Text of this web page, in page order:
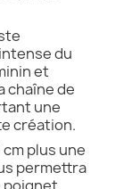
du
et
chaîne de
une
création.
plus une
permettra